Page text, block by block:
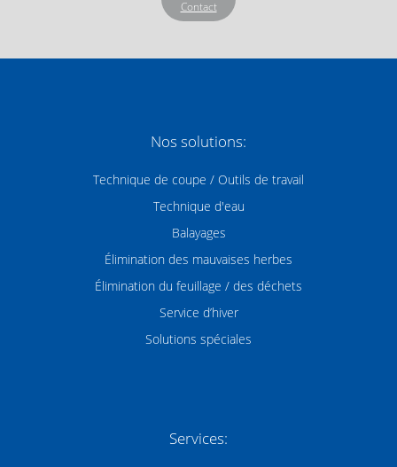
Nos solutions:
Technique de coupe / Outils de travail
Technique d'eau
Balayages
Élimination des mauvaises herbes
Élimination du feuillage / des déchets
Service d’hiver
Solutions spéciales
Services: